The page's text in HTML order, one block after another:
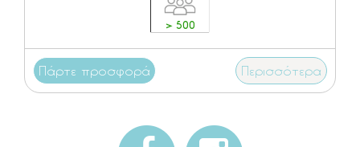
> 500
Πάρτε προσφορά Περισσότερα